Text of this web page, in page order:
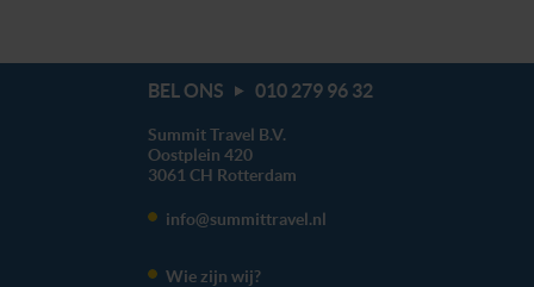
BEL ONS 010 279 96 32
Summit Travel B.V.
Oostplein 420
3061 CH Rotterdam
info@summittravel.nl
Wie zijn wij?